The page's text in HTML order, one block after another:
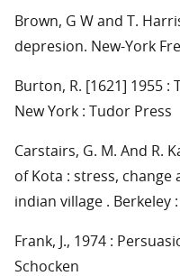
Brown, G W and T.
depresion. New-York
Burton, R. [1621] 1955 :
New York : Tudor Press
Carstairs, G. M. And R.
of Kota : stress,
indian village . Berkeley
Frank, J., 1974 :
Schocken